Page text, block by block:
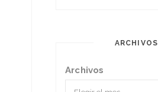
ARCHIVOS
Archivos